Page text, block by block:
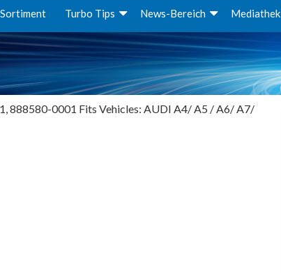
Sortiment Turbo Tips News-Bereich Mediathek
888580-0001 Fits Vehicles: AUDI A4/ A5 / A6/ A7/